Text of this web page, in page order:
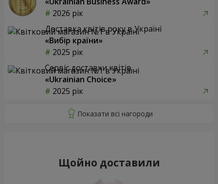
2026 рік
Доставка квітів року в Україні
«Вибір країни»
2025 рік
Сервіс доставки квітів
«Ukrainian Choice»
2025 рік
Щойно доставили